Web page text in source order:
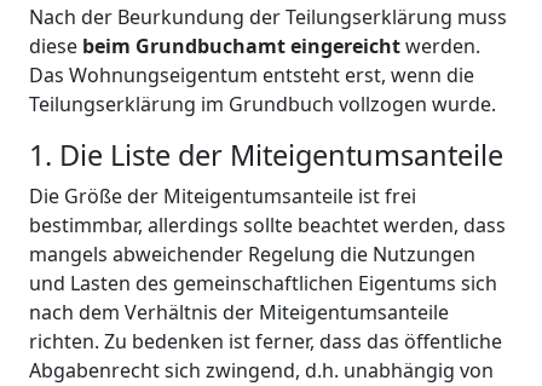
Nach der Beurkundung der Teilungserklärung muss
diese beim Grundbuchamt eingereichtwerden.
Das Wohnungseigentum entsteht erst, wenn die
Teilungserklärung im Grundbuch vollzogen wurde.
1. Die Liste der Miteigentumsanteile
Die Größe der Miteigentumsanteile ist frei
bestimmbar, allerdings sollte beachtet werden, dass
mangels abweichender Regelung die Nutzungen
und Lasten des gemeinschaftlichen Eigentums sich
nach dem Verhältnis der Miteigentumsanteile
richten. Zu bedenken ist ferner, dass das öffentliche
Abgabenrecht sich zwingend, d.h. unabhängig von